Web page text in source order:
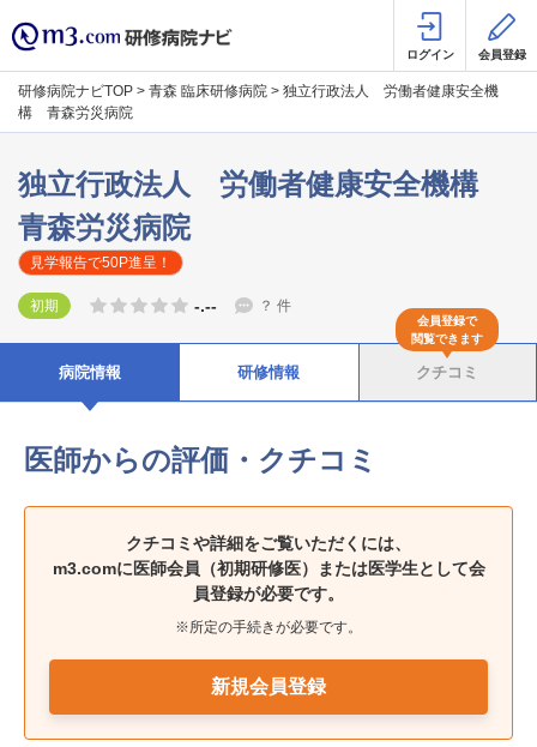
ログイン 会員登録
研修病院ナビTOP > 青森 臨床研修病院 > 独立行政法人 労働者健康安全機
構 青森労災病院
独立行政法人 労働者健康安全機構
青森労災病院
見学報告で50P進呈！
初期 -.-- ？ 件
病院情報 研修情報 クチコミ
会員登録で
閲覧できます
医師からの評価・クチコミ
クチコミや詳細をご覧いただくには、
m3.comに医師会員（初期研修医）または医学生として会
員登録が必要です。
※所定の手続きが必要です。
新規会員登録